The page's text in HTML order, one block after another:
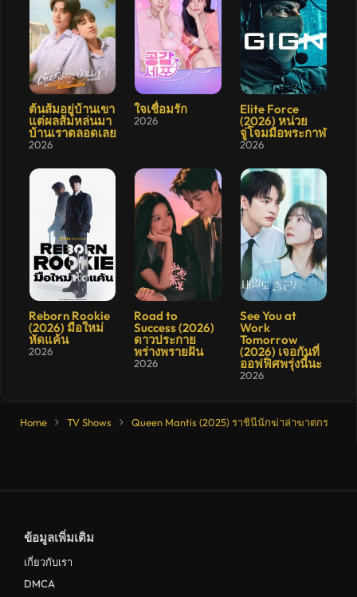
8.9
ต้นส้มอยู่บ้านเขา
แต่ผลส้มหล่นมา
บ้านเราตลอดเลย
2026
10
ใจเชื่อมรัก
2026
6.8
Elite Force
(2026) หน่วย
จู่โจมมือพระกาฬ
2026
8.133
Reborn Rookie
(2026) มือใหม่
หัดแค้น
2026
8.3
Road to
Success (2026)
ดาวประกาย
พร่างพรายฝัน
2026
9.1
See You at
Work
Tomorrow
(2026) เจอกันที่
ออฟฟิศพรุ่งนี้นะ
2026
Home TV Shows Queen Mantis (2025) ราชินีนักฆ่าล่าฆาตกร
ข้อมูลเพิ่มเติม
เกี่ยวกับเรา
DMCA